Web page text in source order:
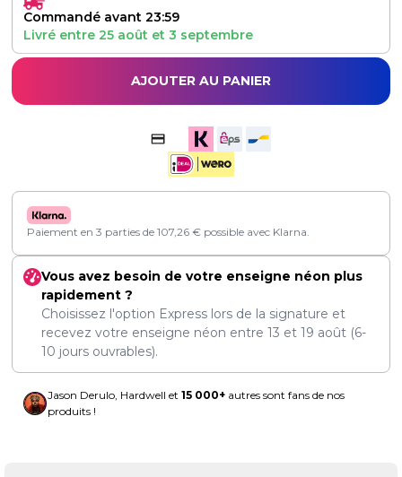
Commandé avant 23:59
Livré entre 25 août et 3 septembre
AJOUTER AU PANIER
Paiement en 3 parties de 107,26 € possible avec Klarna.
Vous avez besoin de votre enseigne néon plus
rapidement ?
Choisissez l'option Express lors de la signature et
recevez votre enseigne néon entre 13 et 19 août (6-
10 jours ouvrables).
Jason Derulo, Hardwell et 15 000+ autres sont fans de nos
produits !